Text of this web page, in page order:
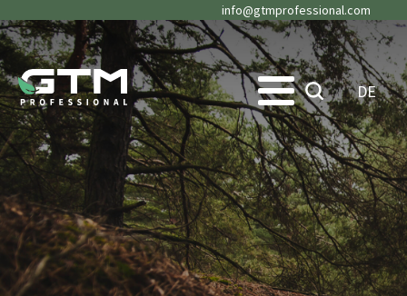
info@gtmprofessional.com
DE